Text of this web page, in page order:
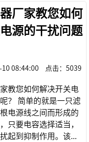
厂家教您如何
源的干扰问题
08:44:00 点击： 5039
教您如何解决开关电
？ 简单的就是一只滤
电源线之间而形成的
只要电容选择适当，
起到抑制作用。该...